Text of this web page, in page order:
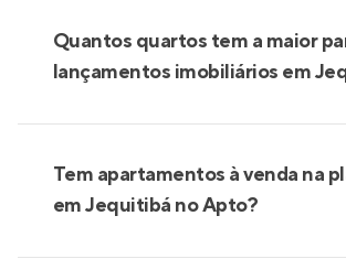
Quantos quartos tem a maior
lançamentos imobiliários em
Tem apartamentos à venda na
em Jequitibá no Apto?